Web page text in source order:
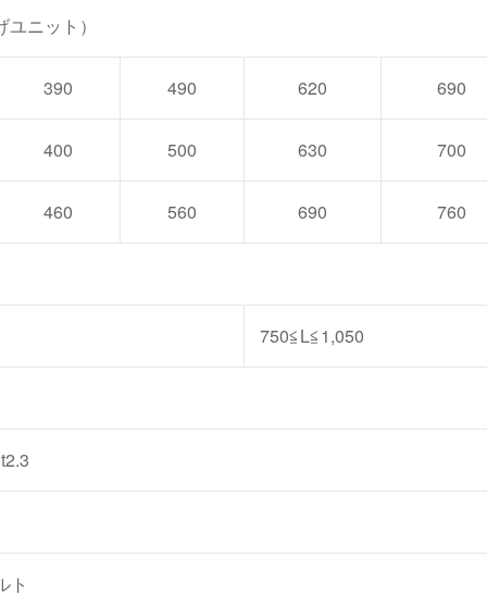
ニット）
390 490 620 690
400 500 630 700
460 560 690 760
750≦L≦1,050
ト